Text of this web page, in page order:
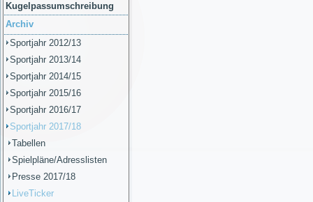
Kugelpassumschreibung
Archiv
Sportjahr 2012/13
Sportjahr 2013/14
Sportjahr 2014/15
Sportjahr 2015/16
Sportjahr 2016/17
Sportjahr 2017/18
Tabellen
Spielpläne/Adresslisten
Presse 2017/18
LiveTicker